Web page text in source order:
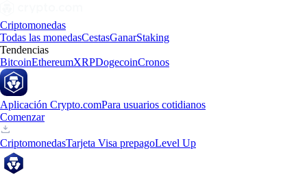
Criptomonedas
Todas las monedasCestasGanarStaking
Tendencias
BitcoinEthereumXRPDogecoinCronos
Aplicación Crypto.comPara usuarios cotidianos
Comenzar
CriptomonedasTarjeta Visa prepagoLevel Up